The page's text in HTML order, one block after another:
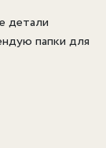
детали
папки для